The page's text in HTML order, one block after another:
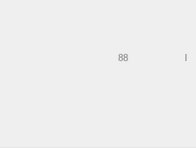
88